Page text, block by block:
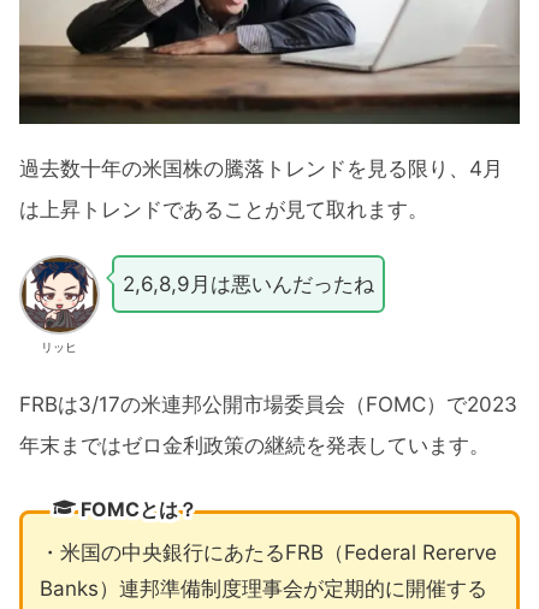
過去数十年の米国株の騰落トレンドを見る限り、4月
は上昇トレンドであることが見て取れます。
リッヒ
2,6,8,9月は悪いんだったね
FRBは3/17の米連邦公開市場委員会（FOMC）で2023
年末まではゼロ金利政策の継続を発表しています。
FOMCとは？
・米国の中央銀行にあたるFRB（Federal Rererve
Banks）連邦準備制度理事会が定期的に開催する